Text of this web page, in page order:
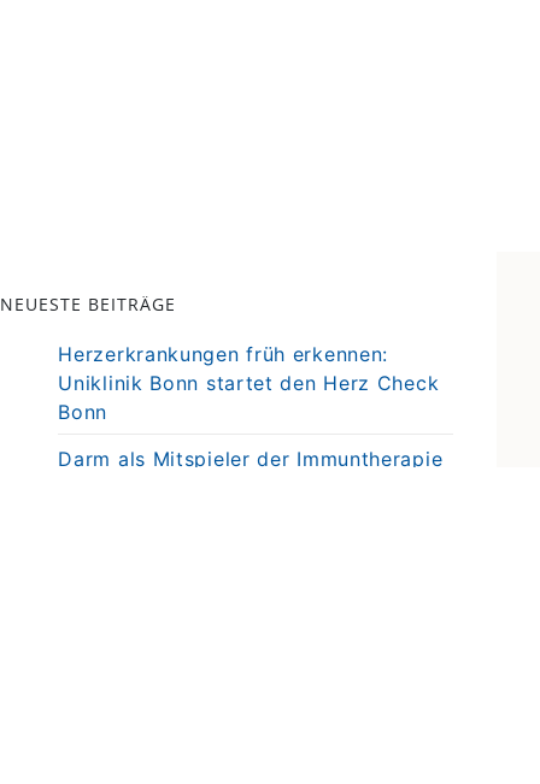
NEUESTE BEITRÄGE
Herzerkrankungen früh erkennen:
Uniklinik Bonn startet den Herz Check
Bonn
Darm als Mitspieler der Immuntherapie